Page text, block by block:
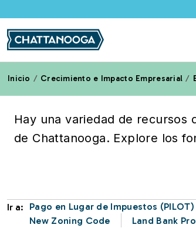
Inicio Crecimiento e Impacto Empresarial
Programas de
Hay una variedad de recursos
de Chattanooga. Explore los
Ir a: Pago en Lugar de Impuestos
New Zoning Code
Land Bank